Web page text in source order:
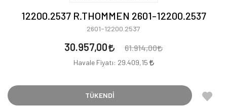
12200.2537 R.THOMMEN 2601-12200.2537
2601-12200.2537
30.957,00 61.914,00
Havale Fiyatı: 29.409,15
TÜKENDİ